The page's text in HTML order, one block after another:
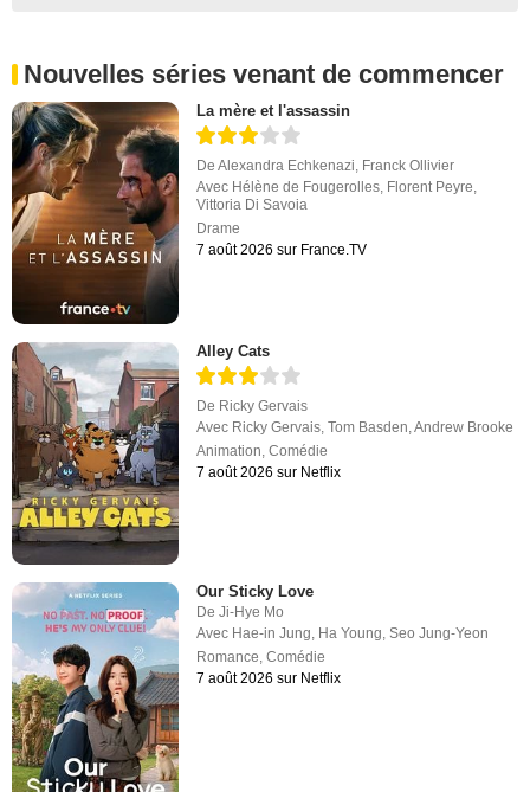
Nouvelles séries venant de commencer
La mère et l'assassin
DeAlexandra Echkenazi Franck Ollivier
Avec Hélène de Fougerolles Florent Peyre
Vittoria Di Savoia
Drame
7 août 2026 sur France.TV
Alley Cats
De Ricky Gervais
Avec Ricky Gervais,Tom Basden,Andrew Brooke
Animation,Comédie
7 août 2026 sur Netflix
Our Sticky Love
DeJi-Hye Mo
Avec Hae-in Jung, Ha Young,Seo Jung-Yeon
Romance,Comédie
7 août 2026 sur Netflix